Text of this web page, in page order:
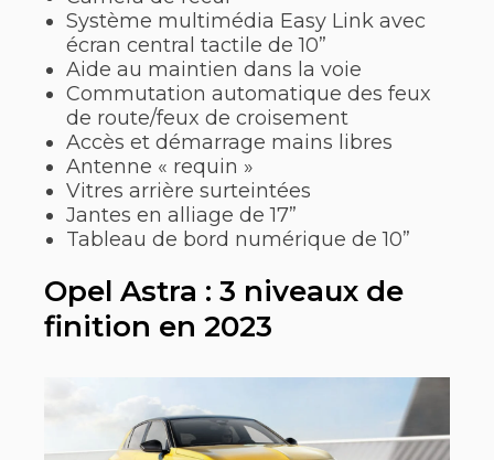
Système multimédia Easy Link avec
écran central tactile de 10”
Aide au maintien dans la voie
Commutation automatique des feux
de route/feux de croisement
Accès et démarrage mains libres
Antenne « requin »
Vitres arrière surteintées
Jantes en alliage de 17”
Tableau de bord numérique de 10”
Opel Astra : 3 niveaux de
finition en 2023